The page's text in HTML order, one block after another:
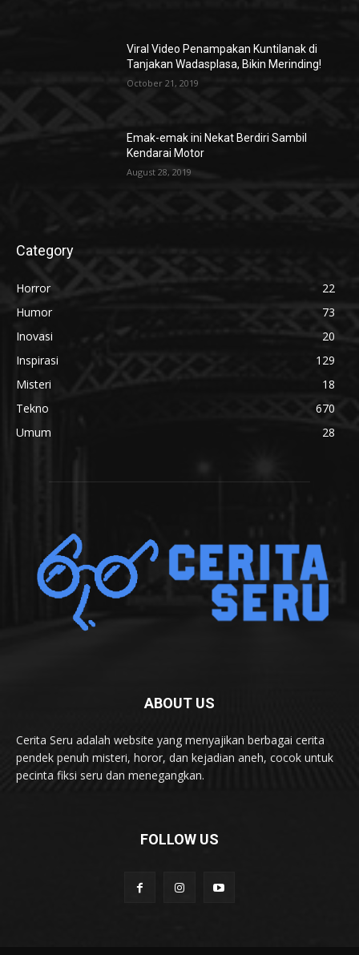
Viral Video Penampakan Kuntilanak di
Tanjakan Wadasplasa, Bikin Merinding!
October 21, 2019
Emak-emak ini Nekat Berdiri Sambil
Kendarai Motor
August 28, 2019
Category
Horror
22
Humor
73
Inovasi
20
Inspirasi
129
Misteri
18
Tekno
670
Umum
28
ABOUT US
Cerita Seru adalah website yang menyajikan berbagai cerita
pendek penuh misteri, horor, dan kejadian aneh, cocok untuk
pecinta fiksi seru dan menegangkan.
FOLLOW US